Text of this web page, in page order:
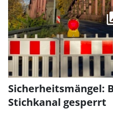
Sicherheitsmängel:
Stichkanal gesperrt